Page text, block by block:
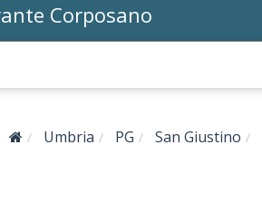
Corposano
Umbria PG San Giustino